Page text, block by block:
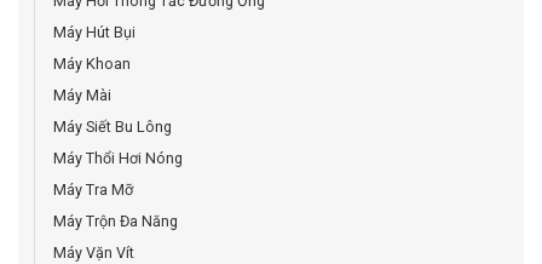
Máy Hút Bụi
Máy Khoan
Máy Mài
Máy Siết Bu Lông
Máy Thổi Hơi Nóng
Máy Tra Mỡ
Máy Trộn Đa Năng
Máy Vặn Vít